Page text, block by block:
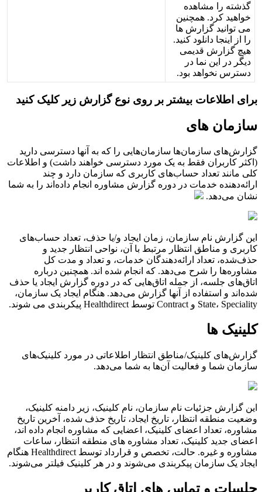
گذشته ر مشاهده
خو اهید کرد. همچنین
می تو نید گز ر ش ها
ر
ز ینجا د نلود کنید.
هیچ گز ر ش قدیمی
دیگر در ین نما در
دستر س نخو اهد بود.
بر ی طلعات بیشتر بر ر وی نوع گز ر ش ز یر کلیک کنید
ساز مان های
گز ر شهای ساز مانها ساز مانهایی ر که به نها دستر سی د ر ید
( کثر کار بر ن فقط به یک مور د دستر سی خو هند د شت) و طلعات
کلی مانند تعد د حسابهای کار بر ی که ساز مان د ر د و چند
ر ئهدهنده خدمات در دور ه گز ر ش مشاور ه نجام د ده ند ر به شما
نشان میدهد.
ین گز ر ش نام ساز مان، ز مان یجاد و/یا حذف، تعد د حسابهای
کار بر ی و مناطق نتظار مر تبط با ن، نو حی نتظار جدید و
حذفشده، تعد د ر ئهدهندگان خدمات، و تعد د و مدت کل
مشاور هها ر شر ح میدهد. که نجام شده ند. همچنین در بار ه
تاقهای جلسه، ز جمله تاقهایی که در دور ه گز ر ش یجاد یا حذف
شده ند و ستفاده ز نها گز ر ش میدهد. هنگام یجاد یک ساز مان،
State، Speciality و Contract توسط Healthdirect پیکر بندی می شوند.
کلینیک ها
گز ر شهای کلینیک/مناطق نتظار طلعاتی در مور د کلینیکهای
ساز مان شما و فعالیت نها به شما میدهد.
ین گز ر ش جز ئیات نام ساز مان، نام کلینیک، ز یر د منه کلینیک،
وضعیت منطقه نتظار ، تار یخ یجاد، تار یخ حذف شده، خر ین تار یخ
مشاور ه، تعد د عضای کلینیک، عضایی که مشاور ه نجام د ده ند،
عضای جدید کلینیک، تعد د مشاور ه های منطقه نتظار ، ساعات
مشاور ه و غیر ه. حالت، تخصص و قر ر د د توسط Healthdirect هنگام
یجاد یک ساز مان پیکر بندی میشوند و در هر کلینیک فیلتر میشوند.
جلسات و تماس های تاق کار بر